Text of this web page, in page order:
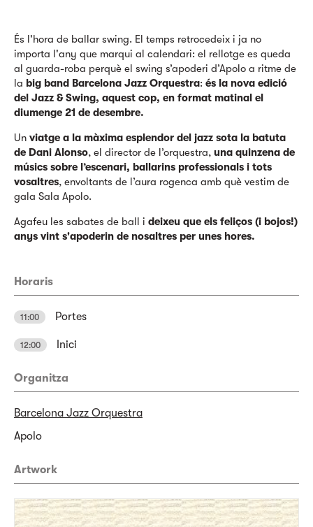
És l'hora de ballar swing. El temps retrocedeix i ja no
importa l'any que marqui al calendari: el rellotge es queda
al guarda-roba perquè el swing s’apoderi d’Apolo a ritme de
la big band Barcelona Jazz Orquestra: és la nova edició
del Jazz & Swing, aquest cop, en format matinal el
diumenge 21 de desembre.
Un viatge a la màxima esplendor del jazz sota la batuta
de Dani Alonso, el director de l’orquestra, una quinzena de
músics sobre l’escenari, ballarins professionals i tots
vosaltres, envoltants de l’aura rogenca amb què vestim de
gala Sala Apolo.
Agafeu les sabates de ball i deixeu que els feliços (i bojos!)
anys vint s'apoderin de nosaltres per unes hores.
Horaris
11:00 Portes
12:00 Inici
Organitza
Barcelona Jazz Orquestra
Apolo
Artwork